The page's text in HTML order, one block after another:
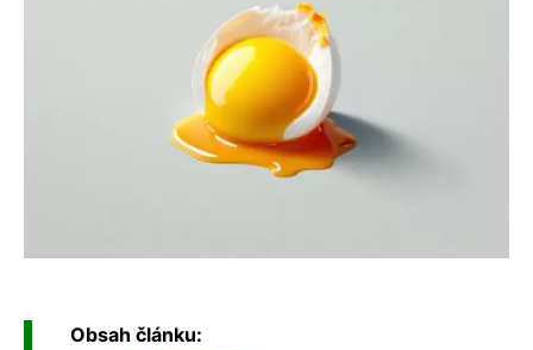
Obsah článku: